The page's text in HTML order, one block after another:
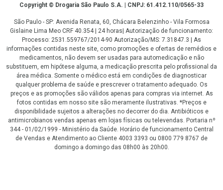
CopyrightCopyright © Drogaria São Paulo S.A. | CNPJ: 61.412.110/0565-33
São Paulo - SP: Avenida Renata, 60, Chácara Belenzinho - Vila Formosa
Gislaine Lima Meo CRF 40.354 | 24 horas| Autorização de funcionamento:
Processo: 2531.559767/2014-90 Autorização/MS: 7.31847.3 | As
informações contidas neste site, como promoções e ofertas de remédios e
medicamentos, não devem ser usadas para automedicação e não
substituem, em hipótese alguma, a medicação prescrita pelo profissional da
área médica. Somente o médico está em condições de diagnosticar
qualquer problema de saúde e prescrever o tratamento adequado. Os
preços e as promoções são válidos apenas para compras via internet. As
fotos contidas em nosso site são meramente ilustrativas. *Preços e
disponibilidade sujeitos a alterações no decorrer do dia. Antibióticos e
antimicrobianos vendas apenas em lojas físicas ou televendas. Portaria nº
344 - 01/02/1999 - Ministério da Saúde. Horário de funcionamento Central
de Vendas e Atendimento ao Cliente 4003 3393 ou 0800 779 8767 de
domingo a domingo das 08h00 às 20h00.